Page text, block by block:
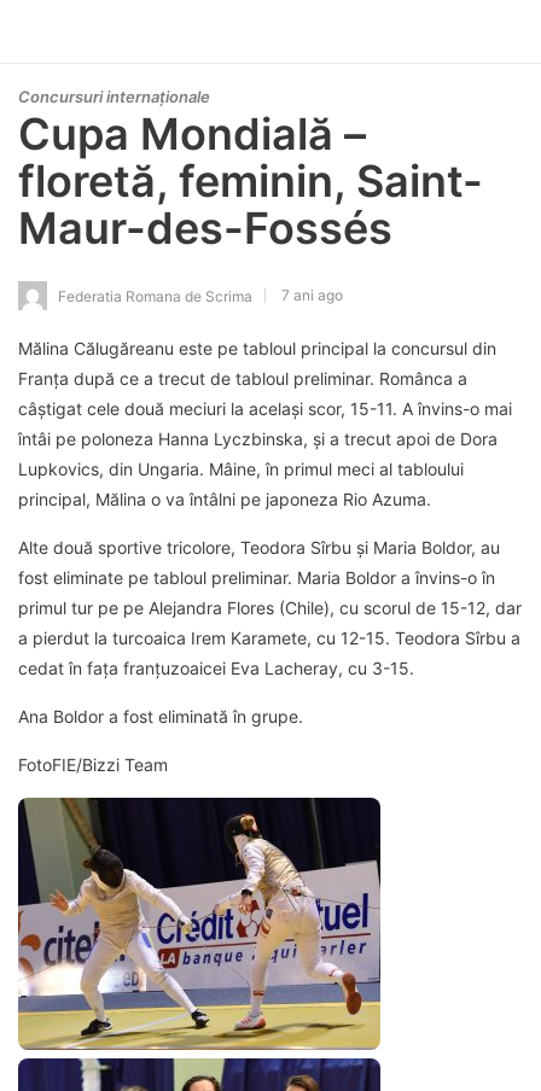
Concursuri internaționale
Cupa Mondială –
floretă, feminin, Saint-
Maur-des-Fossés
Federatia Romana de Scrima 7 ani ago
Mălina Călugăreanu este pe tabloul principal la concursul din
Franța după ce a trecut de tabloul preliminar. Românca a
câștigat cele două meciuri la același scor, 15-11. A învins-o mai
întâi pe poloneza Hanna Lyczbinska, și a trecut apoi de Dora
Lupkovics, din Ungaria. Mâine, în primul meci al tabloului
principal, Mălina o va întâlni pe japoneza Rio Azuma.
Alte două sportive tricolore, Teodora Sîrbu și Maria Boldor, au
fost eliminate pe tabloul preliminar. Maria Boldor a învins-o în
primul tur pe pe Alejandra Flores (Chile), cu scorul de 15-12, dar
a pierdut la turcoaica Irem Karamete, cu 12-15. Teodora Sîrbu a
cedat în fața franțuzoaicei Eva Lacheray, cu 3-15.
Ana Boldor a fost eliminată în grupe.
FotoFIE/Bizzi Team